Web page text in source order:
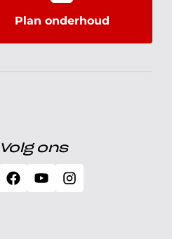
Plan onderhoud
Volg ons